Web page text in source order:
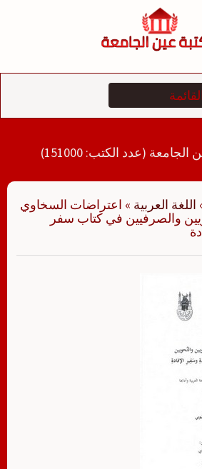
(عدد الكتب: 151000)
اللغة العربية » اعتراضات السخاوي
والصرفيين في كتاب سفر